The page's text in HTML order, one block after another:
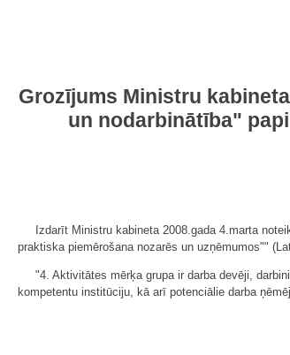
Grozījums Ministru
un nodarbinātība"
Izdarīt Ministru kabineta 2008.gada 4.marta
praktiska piemērošana nozarēs un uzņēmumos""
"4. Aktivitātes mērķa grupa ir darba devēji,
kompetentu institūciju, kā arī potenciālie darba